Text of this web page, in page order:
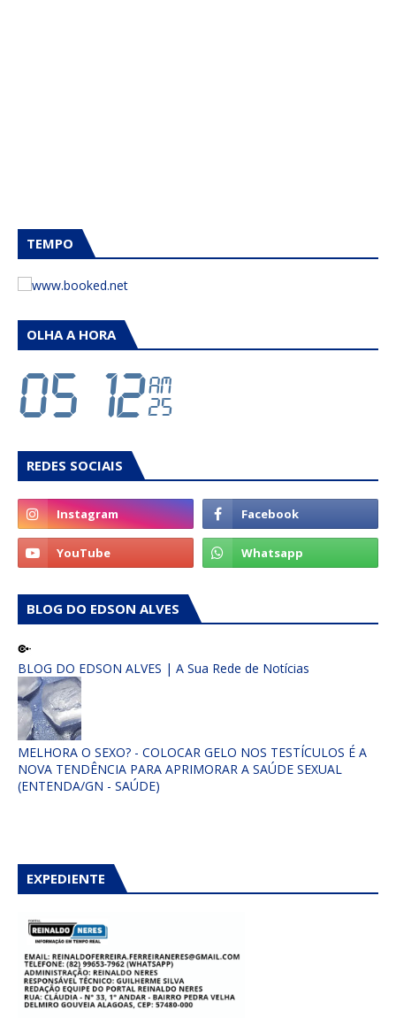
TEMPO
OLHA A HORA
REDES SOCIAIS
BLOG DO EDSON ALVES
BLOG DO EDSON ALVES | A Sua Rede de Notícias
MELHORA O SEXO? - COLOCAR GELO NOS TESTÍCULOS É A
NOVA TENDÊNCIA PARA APRIMORAR A SAÚDE SEXUAL
(ENTENDA/GN - SAÚDE)
EXPEDIENTE